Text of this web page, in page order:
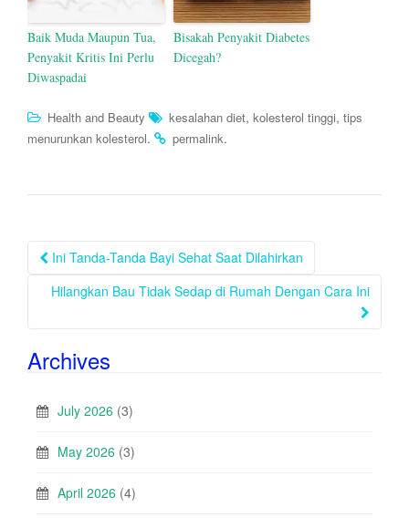
Baik Muda Maupun Tua,
Penyakit Kritis Ini Perlu
Diwaspadai
Bisakah Penyakit Diabetes
Dicegah?
Health and Beauty kesalahan diet, kolesterol tinggi, tips
menurunkan kolesterol. permalink.
Post
navigation
Ini Tanda-Tanda Bayi Sehat Saat Dilahirkan
Hilangkan Bau Tidak Sedap di Rumah Dengan Cara Ini
Archives
July 2026 (3)
May 2026 (3)
April 2026 (4)